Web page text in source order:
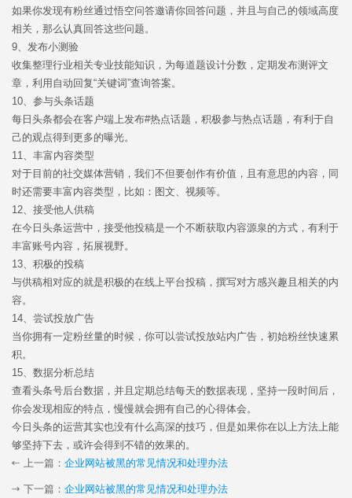
如果你发现有粉丝通过悟空问答邀请你回答问题，并且与自己的领域高度
相关，那么认真回答这些问题。
9、发布小测验
收集整理行业相关专业技能知识，为每道题设计分数，定期发布测评文
章，利用自动回复“关键词”查询答案。
10、参与头条话题
每日头条都会在客户端上发布#热点话题，积极参与热点话题，有利于自
己的观点得到更多的曝光。
11、丰富内容类型
对于目前的社交媒体营销，我们不但要创作有价值，且有意思的内容，同
时还需要丰富内容类型，比如：图文、视频等。
12、接受他人供稿
在今日头条运营中，接受他投稿是一个不断获取内容源泉的方式，有利于
丰富账号内容，拓展视野。
13、积极的投稿
与供稿相对应的就是积极的在线上平台投稿，撰写对方感兴趣且相关的内
容。
14、尝试投放广告
当你拥有一定粉丝量的时候，你可以尝试投放站内广告，初始粉丝快速累
积。
15、数据分析总结
查看头条号后台数据，并且定期总结每天的数据表现，坚持一段时间后，
你会发现相应的特点，慢慢就会拥有自己的心得体会。
今日头条的运营其实也没有什么高深的技巧，但是如果你在以上方法上能
够坚持下去，或许会得到不错的效果的。
上一篇： 企业网站被黑的常见情况和处理办法
下一篇： 企业网站被黑的常见情况和处理办法